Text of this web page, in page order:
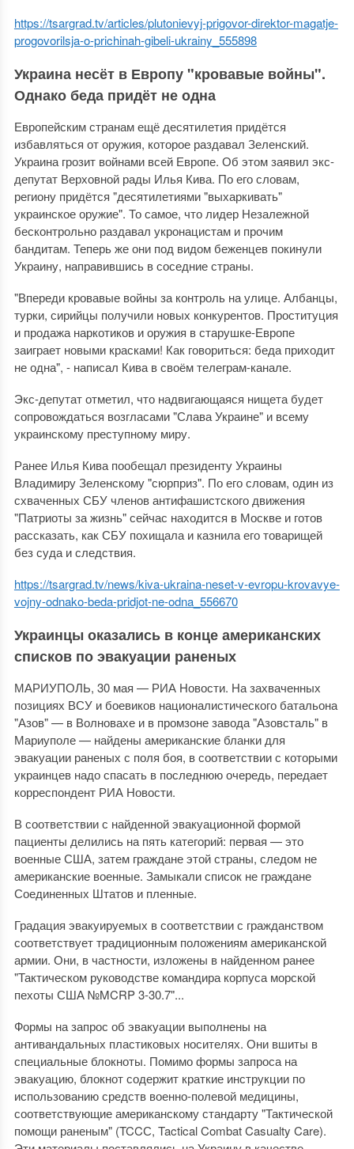
https://tsargrad.tv/articles/plutonievyj-prigovor-direktor-magatje-
progovorilsja-o-prichinah-gibeli-ukrainy_555898
Украина несёт в Европу "кровавые войны".
Однако беда придёт не одна
Европейским странам ещё десятилетия придётся
избавляться от оружия, которое раздавал Зеленский.
Украина грозит войнами всей Европе. Об этом заявил экс-
депутат Верховной рады Илья Кива. По его словам,
региону придётся "десятилетиями "выхаркивать"
украинское оружие". То самое, что лидер Незалежной
бесконтрольно раздавал укронацистам и прочим
бандитам. Теперь же они под видом беженцев покинули
Украину, направившись в соседние страны.
"Впереди кровавые войны за контроль на улице. Албанцы,
турки, сирийцы получили новых конкурентов. Проституция
и продажа наркотиков и оружия в старушке-Европе
заиграет новыми красками! Как говориться: беда приходит
не одна", - написал Кива в своём телеграм-канале.
Экс-депутат отметил, что надвигающаяся нищета будет
сопровождаться возгласами "Слава Украине" и всему
украинскому преступному миру.
Ранее Илья Кива пообещал президенту Украины
Владимиру Зеленскому "сюрприз". По его словам, один из
схваченных СБУ членов антифашистского движения
"Патриоты за жизнь" сейчас находится в Москве и готов
рассказать, как СБУ похищала и казнила его товарищей
без суда и следствия.
https://tsargrad.tv/news/kiva-ukraina-neset-v-evropu-krovavye-
vojny-odnako-beda-pridjot-ne-odna_556670
Украинцы оказались в конце американских
списков по эвакуации раненых
МАРИУПОЛЬ, 30 мая — РИА Новости. На захваченных
позициях ВСУ и боевиков националистического батальона
"Азов" — в Волновахе и в промзоне завода "Азовсталь" в
Мариуполе — найдены американские бланки для
эвакуации раненых с поля боя, в соответствии с которыми
украинцев надо спасать в последнюю очередь, передает
корреспондент РИА Новости.
В соответствии с найденной эвакуационной формой
пациенты делились на пять категорий: первая — это
военные США, затем граждане этой страны, следом не
американские военные. Замыкали список не граждане
Соединенных Штатов и пленные.
Градация эвакуируемых в соответствии с гражданством
соответствует традиционным положениям американской
армии. Они, в частности, изложены в найденном ранее
"Тактическом руководстве командира корпуса морской
пехоты США №MCRP 3-30.7"...
Формы на запрос об эвакуации выполнены на
антивандальных пластиковых носителях. Они вшиты в
специальные блокноты. Помимо формы запроса на
эвакуацию, блокнот содержит краткие инструкции по
использованию средств военно-полевой медицины,
соответствующие американскому стандарту "Тактической
помощи раненым" (TCCС, Tactical Combat Casualty Care).